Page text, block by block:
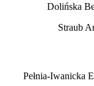
Dolińska
Straub
Pełnia-Iwanicka